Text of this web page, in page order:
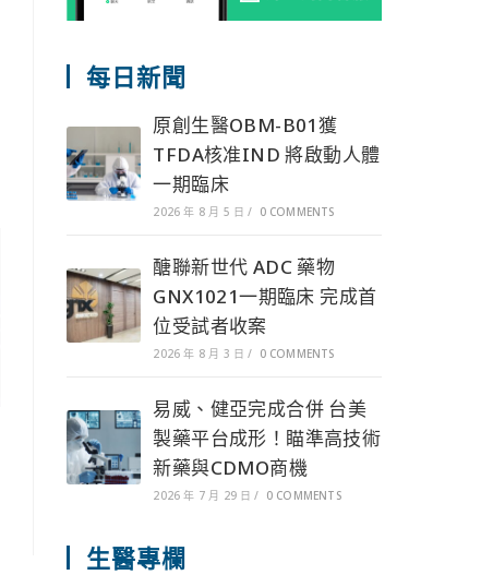
每日新聞
原創生醫OBM-B01獲
TFDA核准IND 將啟動人體
一期臨床
2026 年 8 月 5 日 / 0 COMMENTS
醣聯新世代 ADC 藥物
GNX1021一期臨床 完成首
位受試者收案
2026 年 8 月 3 日 / 0 COMMENTS
易威、健亞完成合併 台美
製藥平台成形！瞄準高技術
新藥與CDMO商機
2026 年 7 月 29 日 / 0 COMMENTS
生醫專欄